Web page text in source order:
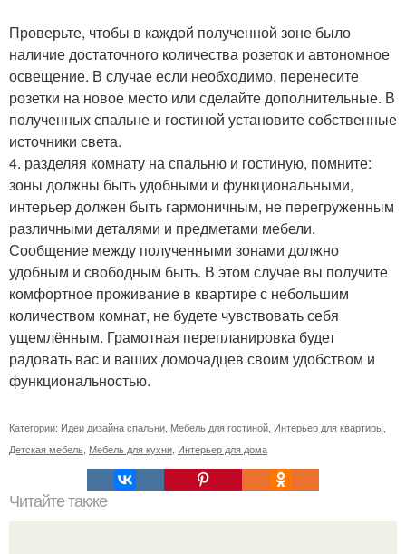
Проверьте, чтобы в каждой полученной зоне было
наличие достаточного количества розеток и автономное
освещение. В случае если необходимо, перенесите
розетки на новое место или сделайте дополнительные. В
полученных спальне и гостиной установите собственные
источники света.
4. разделяя комнату на спальню и гостиную, помните:
зоны должны быть удобными и функциональными,
интерьер должен быть гармоничным, не перегруженным
различными деталями и предметами мебели.
Сообщение между полученными зонами должно
удобным и свободным быть. В этом случае вы получите
комфортное проживание в квартире с небольшим
количеством комнат, не будете чувствовать себя
ущемлённым. Грамотная перепланировка будет
радовать вас и ваших домочадцев своим удобством и
функциональностью.
Категории: Идеи дизайна спальни Мебель для гостиной Интерьер для квартиры
Детская мебель Мебель для кухни Интерьер для дома
Читайте также